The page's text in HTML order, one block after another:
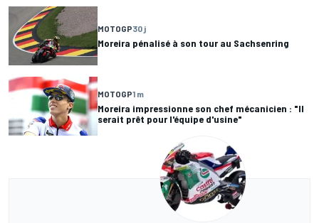
MOTOGP30 j
Moreira pénalisé à son tour au Sachsenring
MOTOGP1 m
Moreira impressionne son chef mécanicien : "Il
serait prêt pour l'équipe d'usine"